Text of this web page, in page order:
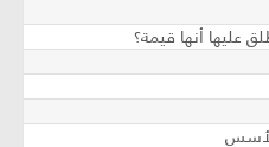
عليها أنها قيمة؟